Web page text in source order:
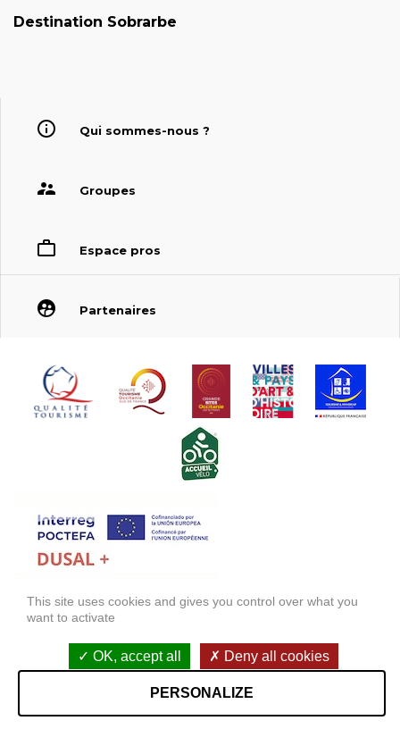
VOIR SUR LA CARTE
Destination Sobrarbe
Qui sommes-nous ?
Groupes
Espace pros
Partenaires
FONDS EUROPÉEN DE DÉVELOPPEMENT RÉGIONAL (FEDER)
Mentions légales
Accessibilité : non conforme
StudioJuillet
This site uses cookies and gives you control over what you
want to activate
OK, accept all Deny all cookies
PERSONALIZE